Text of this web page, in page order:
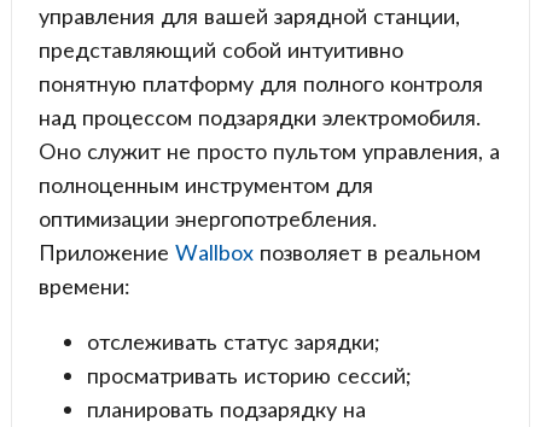
управления для вашей зарядной станции,
представляющий собой интуитивно
понятную платформу для полного контроля
над процессом подзарядки электромобиля.
Оно служит не просто пультом управления, а
полноценным инструментом для
оптимизации энергопотребления.
Приложение Wallboxпозволяет в реальном
времени:
отслеживать статус зарядки;
просматривать историю сессий;
планировать подзарядку на